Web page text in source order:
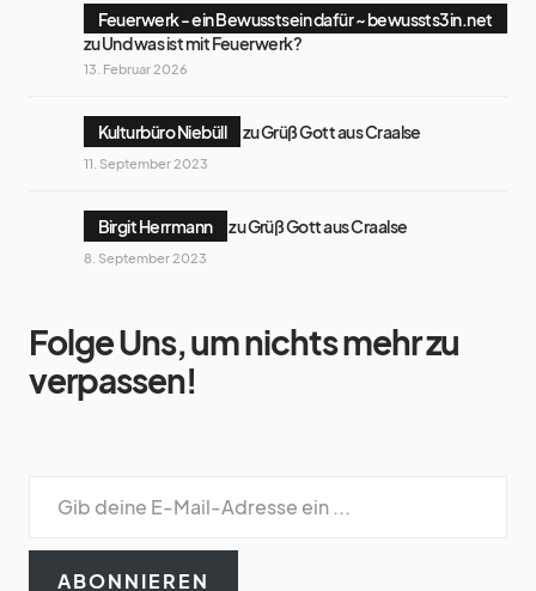
Feuerwerk - ein Bewusstsein dafür ~ bewussts3in.net
zuUnd was ist mit Feuerwerk?
13. Februar 2026
Kulturbüro Niebüll zuGrüß Gott aus Craalse
11. September 2023
Birgit Herrmann zuGrüß Gott aus Craalse
8. September 2023
Folge Uns, um nichts mehr zu
verpassen!
ABONNIEREN